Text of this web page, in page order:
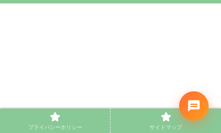
プライバシーホリシー サイトマップ